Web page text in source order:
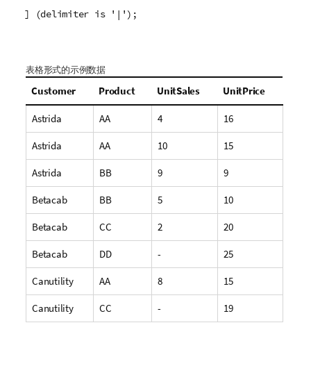
] (delimiter is '|');
表格形式的示例数据
Customer Product UnitSales UnitPrice
Astrida AA 4 16
Astrida AA 10 15
Astrida BB 9 9
Betacab BB 5 10
Betacab CC 2 20
Betacab DD - 25
Canutility AA 8 15
Canutility CC - 19